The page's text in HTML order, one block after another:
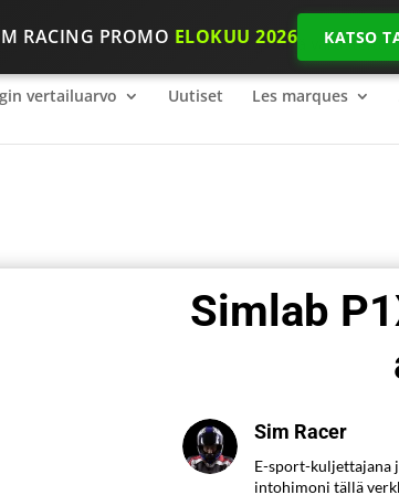
RACING PROMO ELOKUU 2026 KATSO
vertailuarvo 2026 SimRacing: Mitä varusteita
vertailuarvo Uutiset Les marques
Simlab
Sim Racer
E-sport-kuljettajana
intohimoni tällä